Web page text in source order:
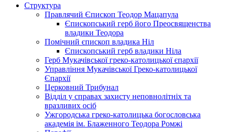
Структура
Правлячий Єпископ Теодор Мацапула
Єпископський герб його Преосвященства
владики Теодора
Помічний єпископ владика Ніл
Єпископський герб владики Ніла
Герб Мукачівської греко-католицької єпархії
Управління Мукачівської Греко-католицької
Єпархії
Церковний Трибунал
Відділ у справах захисту неповнолітніх та
вразливих осіб
Ужгородська греко-католицька богословська
академія ім. Блаженного Теодора Ромжі